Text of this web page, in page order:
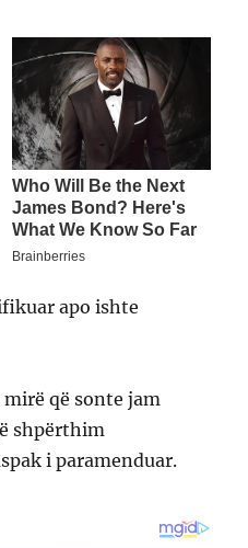
apo ishte
që sonte jam
shpërthim
i paramenduar.